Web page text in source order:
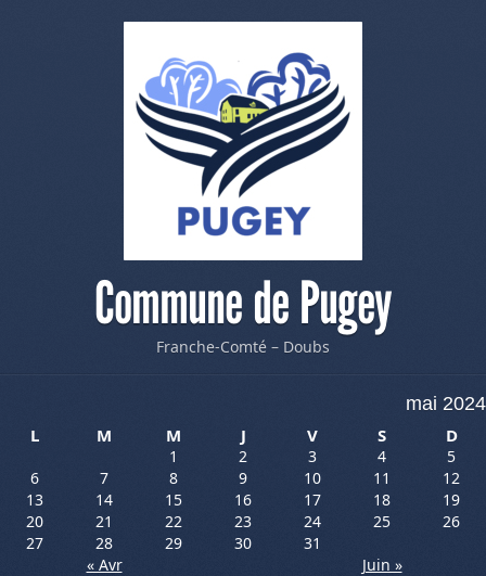
Commune de Pugey
Franche-Comté – Doubs
mai 2024
L
M M J V S D
1 2 3 4
5
6
7 8 9 10 11
12
13
14 15 16 17 18
19
20
21 22 23 24 25
26
27
28 29 30
31
« Avr
Juin »